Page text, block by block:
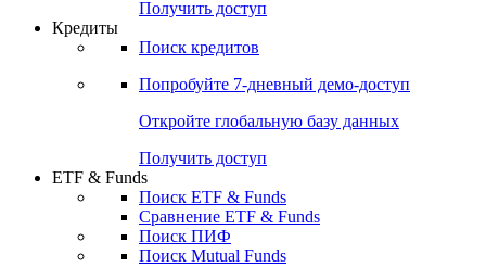
Получить доступ
Кредиты
Поиск кредитов
Попробуйте 7-дневный демо-доступ
Откройте глобальную базу данных
Получить доступ
ETF & Funds
Поиск ETF & Funds
Сравнение ETF & Funds
Поиск ПИФ
Поиск Mutual Funds